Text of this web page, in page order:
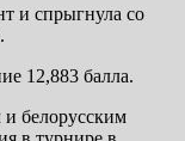
и спрыгнула со
12,883 балла.
и белорусским